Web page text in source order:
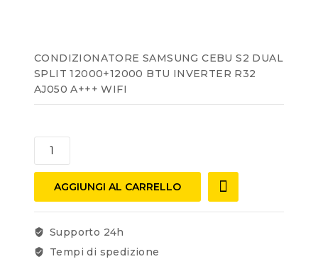
CONDIZIONATORE SAMSUNG CEBU S2 DUAL
SPLIT 12000+12000 BTU INVERTER R32
AJ050 A+++ WIFI
AGGIUNGI AL CARRELLO
Supporto 24h
Tempi di spedizione